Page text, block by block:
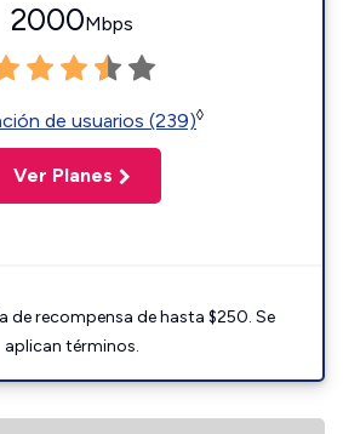
2000Mbps
de usuarios (239)◊
Ver Planes
de recompensa de hasta $250. Se
aplican términos.